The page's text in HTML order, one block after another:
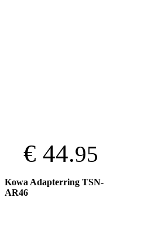
€ 44.95
Kowa Adapterring TSN-
AR46